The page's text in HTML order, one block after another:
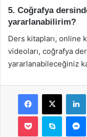
5. Coğrafya
yararlanabilirim?
Ders kitapları, online
videoları, coğrafya
yararlanabileceğiniz
Facebook
X
Pocket Skype